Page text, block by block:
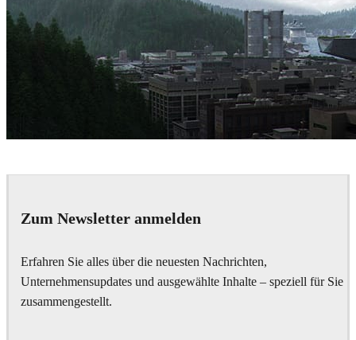
Zum Newsletter anmelden
Erfahren Sie alles über die neuesten Nachrichten,
Unternehmensupdates und ausgewählte Inhalte – speziell für Sie
zusammengestellt.